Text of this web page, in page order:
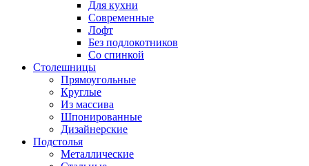
Для кухни
Современные
Лофт
Без подлокотников
Со спинкой
Столешницы
Прямоугольные
Круглые
Из массива
Шпонированные
Дизайнерские
Подстолья
Металлические